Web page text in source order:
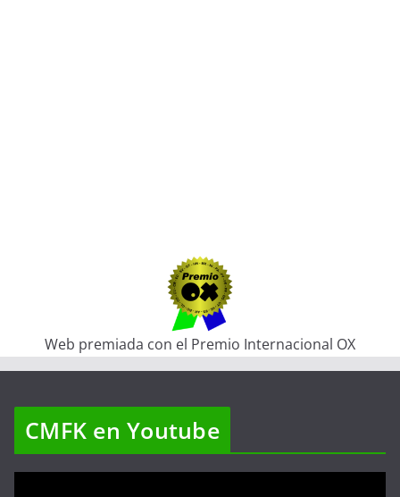
Web premiada con el Premio Internacional OX
CMFK en Youtube